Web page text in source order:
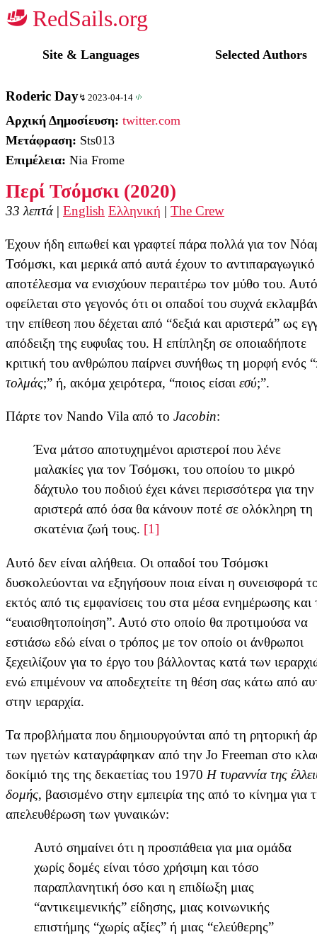
Site & Languages Selected Authors
Roderic Day 2023-04-14
Αρχική Δημοσίευση: twitter.com
Μετάφραση: Sts013
Επιμέλεια: Nia Frome
Περί Τσόμσκι (2020)
33 λεπτά| English Ελληνική | The Crew
Έχουν ήδη ειπωθεί και γραφτεί πάρα πολλά για τον
Τσόμσκι, και μερικά από αυτά έχουν το αντιπαραγωγικό
αποτέλεσμα να ενισχύουν περαιτέρω τον μύθο του. Αυτό
οφείλεται στο γεγονός ότι οι οπαδοί του συχνά
την επίθεση που δέχεται από “δεξιά και αριστερά” ως
απόδειξη της ευφυΐας του. Η επίπληξη σε οποιαδήποτε
κριτική του ανθρώπου παίρνει συνήθως τη μορφή ενός
τολμάς;” ή, ακόμα χειρότερα, “ποιος είσαι εσύ;”.
Πάρτε τον Nando Vila από το Jacobin:
Ένα μάτσο αποτυχημένοι αριστεροί που λένε
μαλακίες για τον Τσόμσκι, του οποίου το μικρό
δάχτυλο του ποδιού έχει κάνει περισσότερα για την
αριστερά από όσα θα κάνουν ποτέ σε ολόκληρη τη
σκατένια ζωή τους. [1]
Αυτό δεν είναι αλήθεια. Οι οπαδοί του Τσόμσκι
δυσκολεύονται να εξηγήσουν ποια είναι η συνεισφορά
εκτός από τις εμφανίσεις του στα μέσα ενημέρωσης και
“ευαισθητοποίηση”. Αυτό στο οποίο θα προτιμούσα να
εστιάσω εδώ είναι ο τρόπος με τον οποίο οι άνθρωποι
ξεχειλίζουν για το έργο του βάλλοντας κατά των
ενώ επιμένουν να αποδεχτείτε τη θέση σας κάτω από
στην ιεραρχία.
Τα προβλήματα που δημιουργούνται από τη ρητορική
των ηγετών καταγράφηκαν από την Jo Freeman στο
δοκίμιό της της δεκαετίας του 1970 Η τυραννία της
δομής, βασισμένο στην εμπειρία της από το κίνημα για
απελευθέρωση των γυναικών:
Αυτό σημαίνει ότι η προσπάθεια για μια ομάδα
χωρίς δομές είναι τόσο χρήσιμη και τόσο
παραπλανητική όσο και η επιδίωξη μιας
“αντικειμενικής” είδησης, μιας κοινωνικής
επιστήμης “χωρίς αξίες” ή μιας “ελεύθερης”